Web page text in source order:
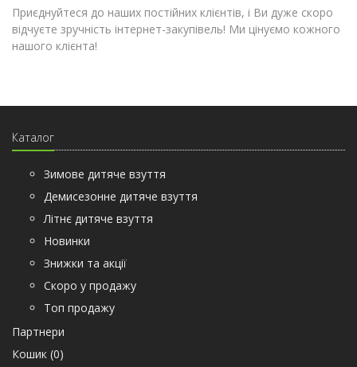
Приєднуйтеся до наших постійних клієнтів, і Ви дуже скоро
відчуєте зручність інтернет-закупівель! Ми цінуємо кожного
нашого клієнта!
Каталог
Зимове дитяче взуття
Демисезонне дитяче взуття
Літнє дитяче взуття
Новинки
Знижки та акції
Скоро у продажу
Топ продажу
Партнери
Кошик (0)